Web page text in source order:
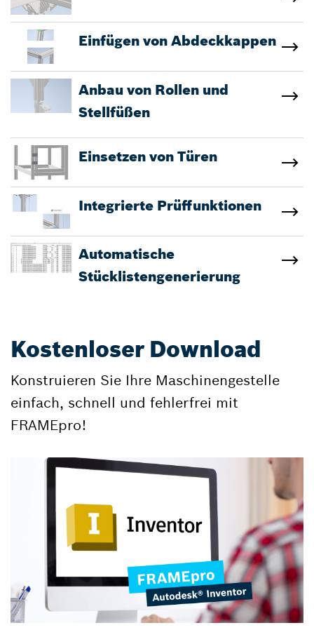
Einfügen von Abdeckkappen
Anbau von Rollen und
Stellfüßen
Einsetzen von Türen
Integrierte Prüffunktionen
Automatische
Stücklistengenerierung
Kostenloser Download
Konstruieren Sie Ihre Maschinengestelle
einfach, schnell und fehlerfrei mit
FRAMEpro!